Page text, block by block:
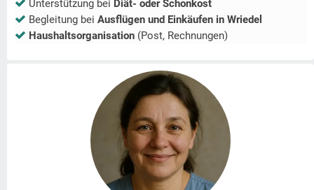
Unterstützung bei Diät- oder Schonkost
Begleitung bei Ausflügen und Einkäufen in Wriedel
Haushaltsorganisation (Post, Rechnungen)